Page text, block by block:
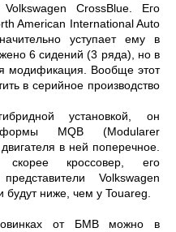
CrossBlue. Его
American International Auto
уступает ему в
6 сидений (3 ряда), но в
модификация. Вообще этот
в серийное производство
установкой, он
MQB (Modularer
в ней поперечное.
кроссовер, его
Volkswagen
будут ниже, чем у Touareg.
от БМВ можно в